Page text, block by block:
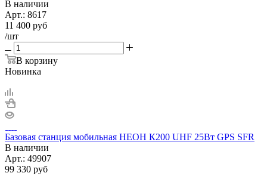
В наличии
Арт.: 8617
11 400 руб
/шт
В корзину
Новинка
Базовая станция мобильная НЕОН К200 UHF 25Вт GPS SFR
В наличии
Арт.: 49907
99 330 руб